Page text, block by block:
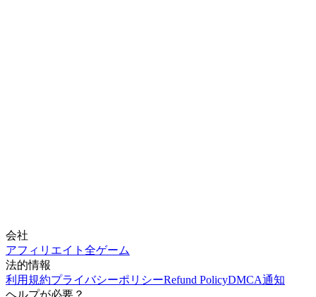
会社
アフィリエイト 全ゲーム
法的情報
利用規約プライバシーポリシーRefund PolicyDMCA通知